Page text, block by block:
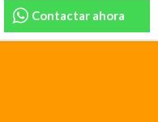
Contactar ahora